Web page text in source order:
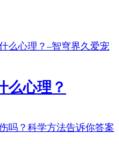
么心理？